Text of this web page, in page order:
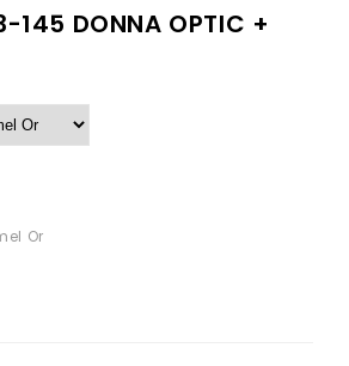
145 DONNA OPTIC +
Or